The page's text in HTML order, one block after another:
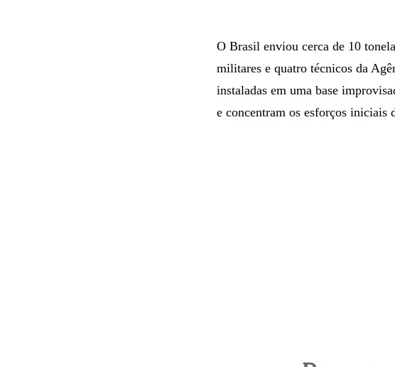
O Brasil enviou cerca de 10
militares e quatro técnicos da
instaladas em uma base
e concentram os esforços iniciais